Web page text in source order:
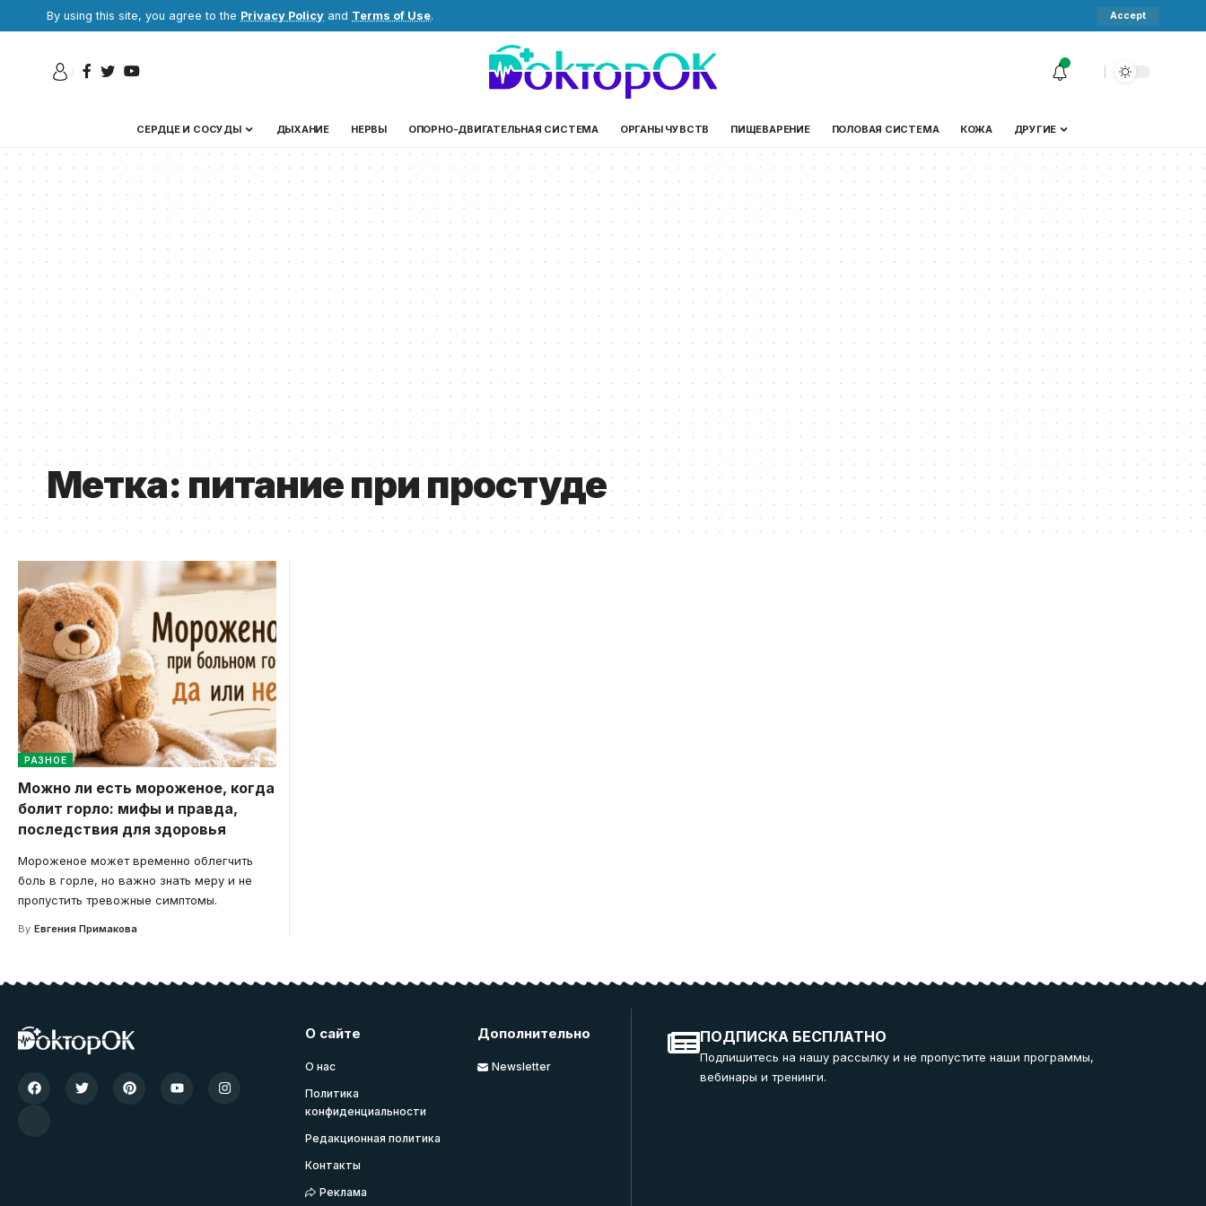
By using this site, you agree to the Privacy Policy and Terms of Use. Accept
СЕРДЦЕ И СОСУДЫ ДЫХАНИЕ НЕРВЫ ОПОРНО-ДВИГАТЕЛЬНАЯ СИСТЕМА ОРГАНЫ ЧУВСТВ ПИЩЕВАРЕНИЕ ПОЛОВАЯ СИСТЕМА КОЖА ДРУГИЕ
Метка:питание при простуде
РАЗНОЕ
Можно ли есть мороженое, когда
болит горло: мифы и правда,
последствия для здоровья
Мороженое может временно облегчить
боль в горле, но важно знать меру и не
пропустить тревожные симптомы.
By Евгения Примакова
О сайте
О нас
Политика
конфиденциальности
Редакционная политика
Контакты
Реклама
Дополнительно
Newsletter
ПОДПИСКА БЕСПЛАТНО
Подпишитесь на нашу рассылку и не пропустите наши программы,
вебинары и тренинги.